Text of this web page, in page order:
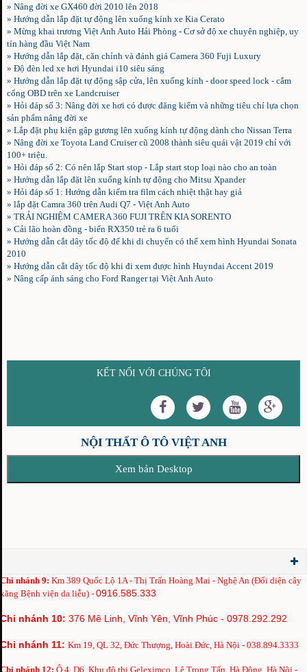
» Nâng đời xe GX460 đời 2010 lên 2018
» Hướng dẫn lắp đặt tự động lên xuống kính xe Kia Cerato
» Mừng khai trương Việt Anh Auto Hải Phòng - Cơ sở độ xe chuyên nghiệp, uy
tín hàng đầu Việt Nam
» Hướng dẫn lắp đặt, căn chỉnh và đánh giá Camera 360 Fuji Luxury
» Độ đèn led xe hơi Hyundai i10 siêu sáng
» Hướng dẫn lắp đặt tự động sập cửa, lên xuống kính - door speed lock - cắm
cổng OBD trên xe Landcruiser
» Hỏi đáp số 3: Nâng đời xe hơi có được đăng kiểm và những tiêu chí lựa chọn
sản phẩm nâng đời xe
» Lắp đặt phụ kiện gập gương lên xuống kính tự động dành cho Nissan Terra
» Nâng đời xe Toyota Land Cruiser cũ 2008 thành siêu quái vật 2019 chỉ với
100+ triệu.
» Hỏi đáp số 2: Có nên lắp Start stop - Lắp start stop loại nào cho an toàn
» Hướng dẫn lắp đặt lên xuống kính tự động cho Mitsu Xpander
» Hỏi đáp số 1: Hướng dẫn kiểm tra film cách nhiệt thật hay giả
» lắp đặt Camra 360 trên Audi Q7 - Việt Anh Auto
» TRẢI NGHIỆM CAMERA 360 FUJI TRÊN KIA SORENTO
» Cải lão hoàn đồng - biến RX350 trẻ ra 6 tuổi
» Hướng dẫn cắt dây tốc độ để khi di chuyển có thể xem hình Hyundai Sonata
2010
» Hướng dẫn cắt dây tốc độ khi đi xem được hình Huyndai Accent 2019
» Nâng cấp ánh sáng cho Ford Ranger tại Việt Anh Auto
KẾT NỐI VỚI CHÚNG TÔI
NỘI THẤT Ô TÔ VIỆT ANH
Chi nhánh 9: Km 389 Quốc Lộ 1A - Thị Trấn Hoàng Mai - Nghệ An (Đối diện cây
xăng Bệnh viện da liễu) - 0916.585.333
Chi nhánh 10: 376 Mê Linh, Vĩnh Yên, Vĩnh Phúc - 0978.292.292
Chi nhánh 11: Km 19, QL 32, Đức Thượng, Hoài Đức, Hà Nội - 038.894.3333
Chi nhánh 12: Ô 4, D6, Khu đô thị Geleximco, Lê Trọng Tấn, Hà Đông, Hà Nội -